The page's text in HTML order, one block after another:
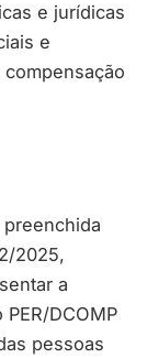
e jurídicas
e
2025,
a
DCOMP
pessoas